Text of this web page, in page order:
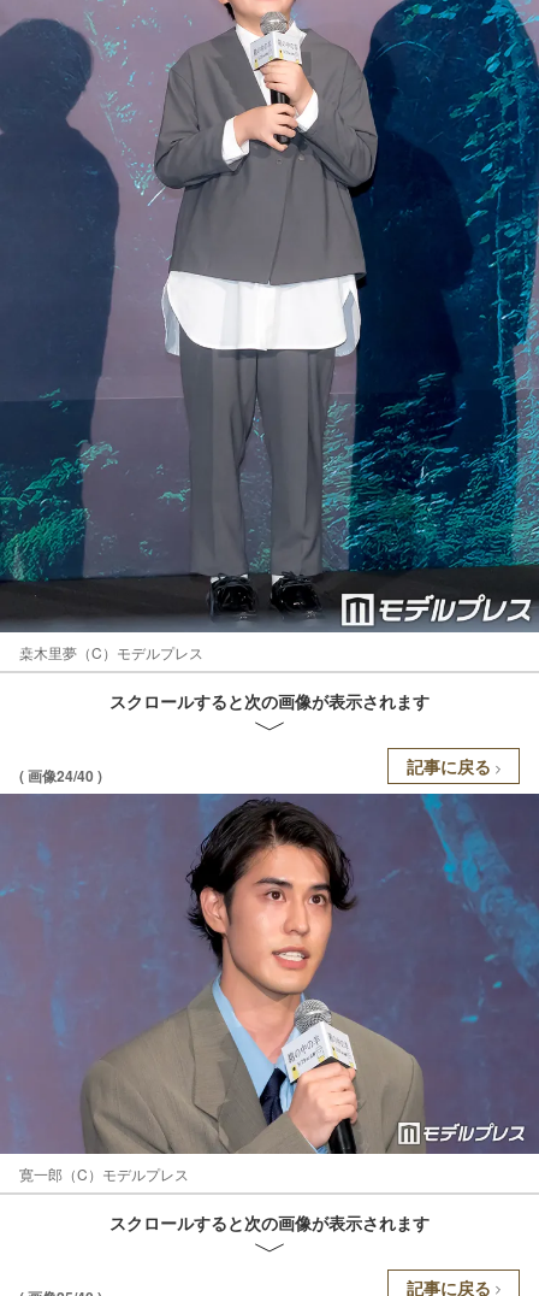
桒木里夢（C）モデルプレス
スクロールすると次の画像が表示されます
( 画像24/40 ) 記事に戻る
寛一郎（C）モデルプレス
スクロールすると次の画像が表示されます
記事に戻る